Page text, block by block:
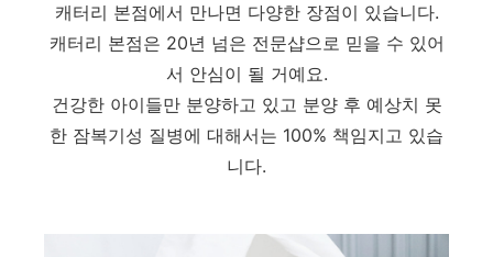
캐터리 본점에서 만나면 다양한 장점이 있습니다.
캐터리 본점은 20년 넘은 전문샵으로 믿을 수 있어
서 안심이 될 거예요.
건강한 아이들만 분양하고 있고 분양 후 예상치 못
한 잠복기성 질병에 대해서는 100% 책임지고 있습
니다.